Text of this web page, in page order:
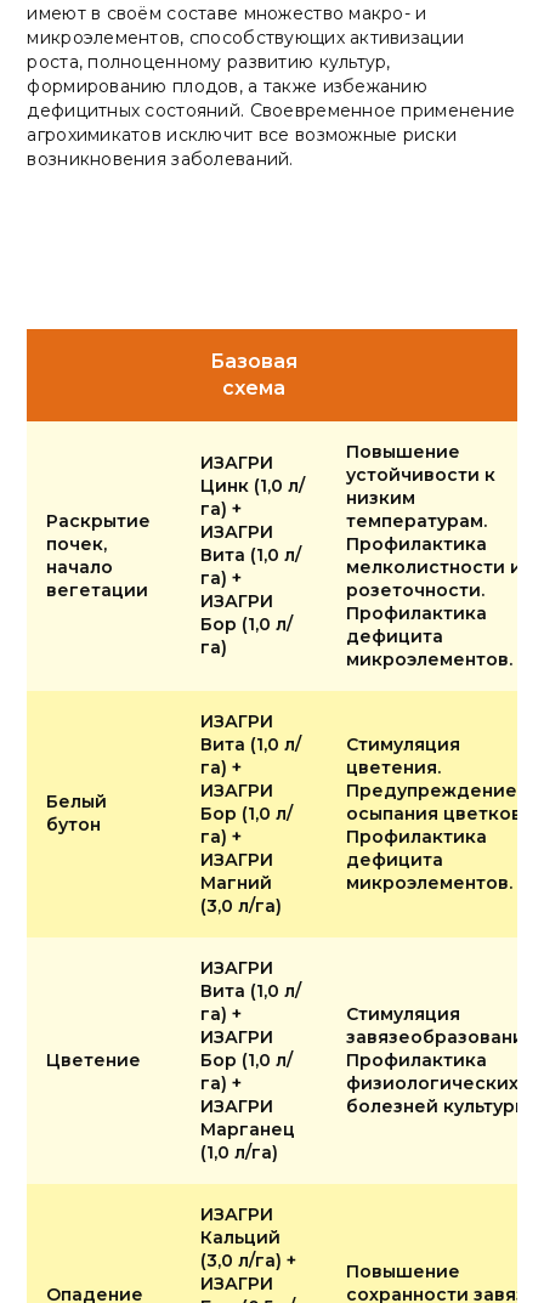
имеют в своём составе множество макро- и
микроэлементов, способствующих активизации
роста, полноценному развитию культур,
формированию плодов, а также избежанию
дефицитных состояний. Своевременное применение
агрохимикатов исключит все возможные риски
возникновения заболеваний.
Базовая
схема
Раскрытие
почек,
начало
вегетации
ИЗАГРИ
Цинк (1,0 л/
га) +
ИЗАГРИ
Вита (1,0 л/
га) +
ИЗАГРИ
Бор (1,0 л/
га)
Повышение
устойчивости к
низким
температурам.
Профилактика
мелколистности и
розеточности.
Профилактика
дефицита
микроэлементов.
Белый
бутон
ИЗАГРИ
Вита (1,0 л/
га) +
ИЗАГРИ
Бор (1,0 л/
га) +
ИЗАГРИ
Магний
(3,0 л/га)
Стимуляция
цветения.
Предупреждение
осыпания цветков.
Профилактика
дефицита
микроэлементов.
Цветение
ИЗАГРИ
Вита (1,0 л/
га) +
ИЗАГРИ
Бор (1,0 л/
га) +
ИЗАГРИ
Марганец
(1,0 л/га)
Стимуляция
завязеобразования.
Профилактика
физиологических
болезней культуры.
Опадение
ИЗАГРИ
Кальций
(3,0 л/га) +
ИЗАГРИ
Повышение
сохранности завязи.